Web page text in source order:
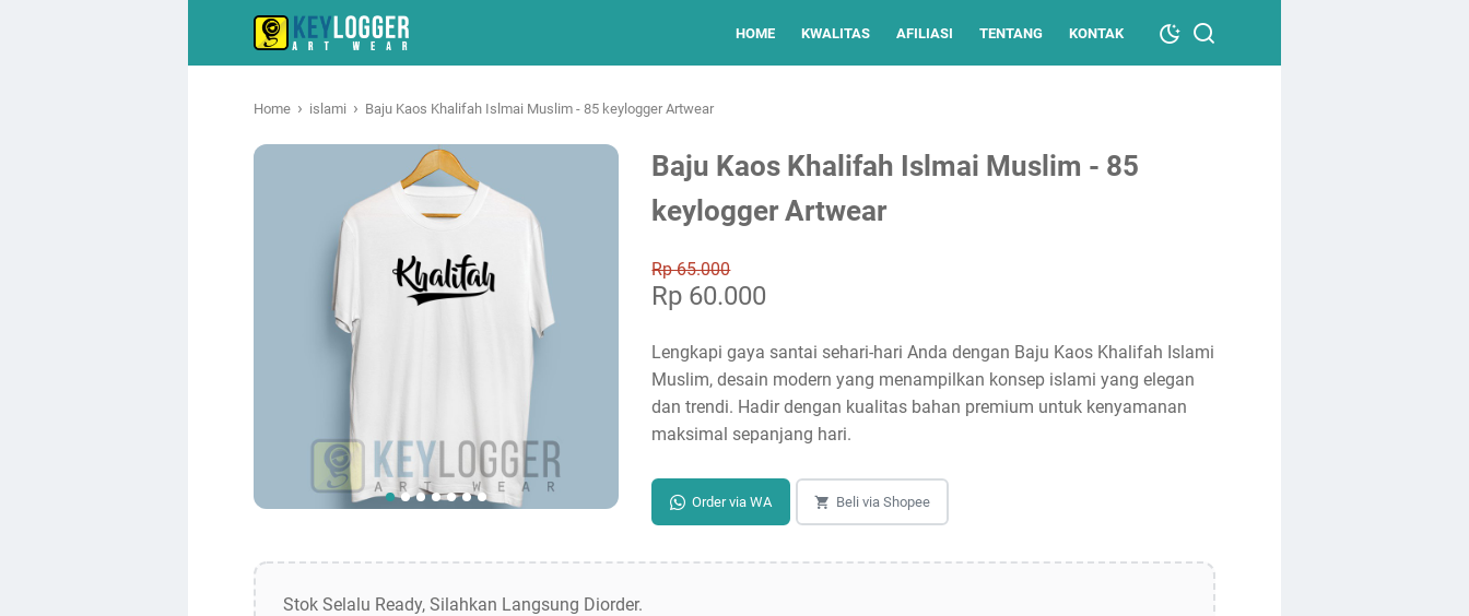
HOME KWALITAS AFILIASI TENTANG KONTAK
Home › islami › Baju Kaos Khalifah Islmai Muslim - 85 keylogger Artwear
Baju Kaos Khalifah Islmai Muslim - 85
keylogger Artwear
Rp 65.000
Rp 60.000
Lengkapi gaya santai sehari-hari Anda dengan Baju Kaos Khalifah Islami
Muslim, desain modern yang menampilkan konsep islami yang elegan
dan trendi. Hadir dengan kualitas bahan premium untuk kenyamanan
maksimal sepanjang hari.
Order via WA Beli via Shopee
Stok Selalu Ready, Silahkan Langsung Diorder.